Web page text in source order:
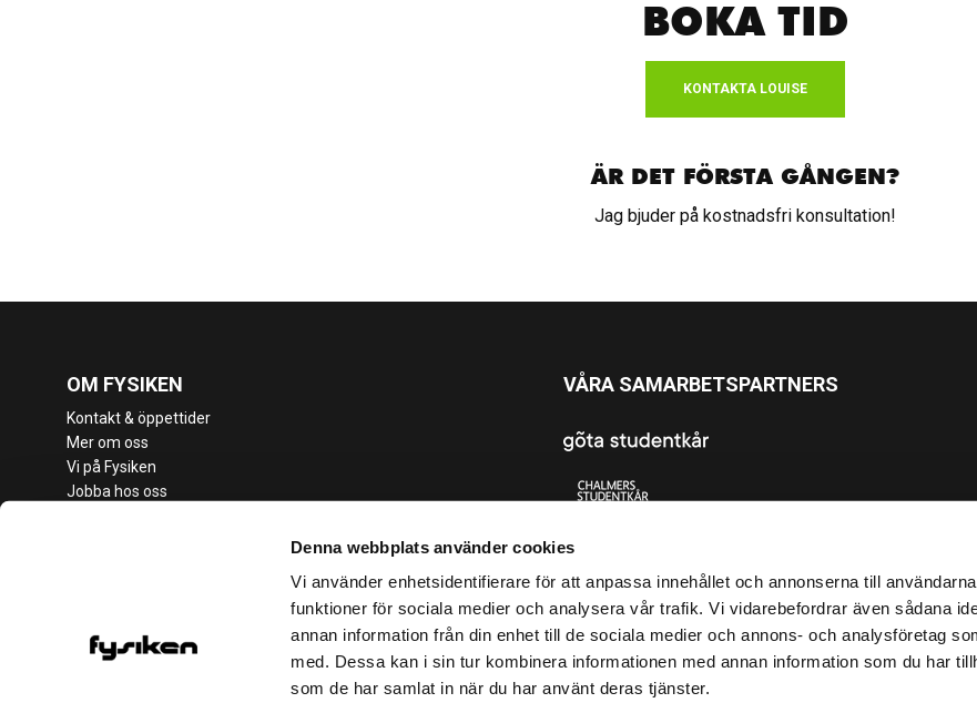
Denna webbplats använder cookies
Vi använder enhetsidentifierare för att anpassa innehållet och annonserna till
funktioner för sociala medier och analysera vår trafik. Vi vidarebefordrar även sådana
annan information från din enhet till de sociala medier och annons- och analysföretag
med. Dessa kan i sin tur kombinera informationen med annan information som du har
som de har samlat in när du har använt deras tjänster.
BOKA TID
KONTAKTA LOUISE
ÄR DET FÖRSTA GÅNGEN?
Jag bjuder på kostnadsfri konsultation!
OM FYSIKEN
Kontakt & öppettider
Mer om oss
Vi på Fysiken
Jobba hos oss
Företag
Riksidrottsuniversitetet
VÅRA SAMARBETSPARTNERS